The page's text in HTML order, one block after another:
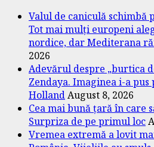
Valul de caniculă
Tot mai mulți europeni
nordice, dar Mediterana
2026
Adevărul despre „burtica
Zendaya. Imaginea i-a
HollandAugust 8, 2026
Cea mai bună țară în care
Surpriza de pe primul loc
Vremea extremă a lovit